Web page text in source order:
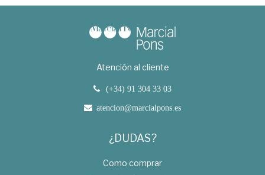
Atención al cliente
(+34) 91 304 33 03
atencion@marcialpons.es
¿DUDAS?
Como comprar